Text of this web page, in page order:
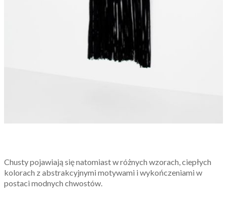
Chusty pojawiają się natomiast w różnych wzorach, ciepłych
kolorach z abstrakcyjnymi motywami i wykończeniami w
postaci modnych chwostów.